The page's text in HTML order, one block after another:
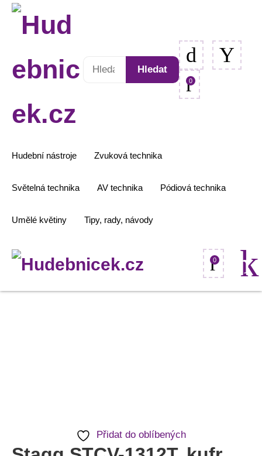
Hledat:
Hledat
0
Hudební nástroje Zvuková technika
Světelná technika AV technika Pódiová technika
Umělé květiny Tipy, rady, návody
0
Přidat do oblíbených